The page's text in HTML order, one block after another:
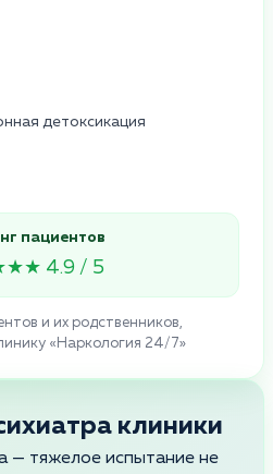
детоксикация
пациентов
4.9 / 5
и их родственников,
«Наркология 24/7»
клиники
— тяжелое испытание не